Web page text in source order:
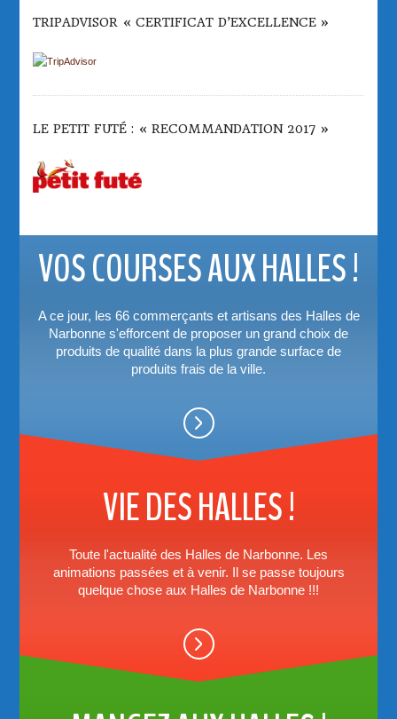
TRIPADVISOR « CERTIFICAT D’EXCELLENCE »
LE PETIT FUTÉ : « RECOMMANDATION 2017 »
VOS COURSES AUX HALLES !
A ce jour, les 66 commerçants et artisans des Halles de
Narbonne s'efforcent de proposer un grand choix de
produits de qualité dans la plus grande surface de
produits frais de la ville.
VIE DES HALLES !
Toute l'actualité des Halles de Narbonne. Les
animations passées et à venir. Il se passe toujours
quelque chose aux Halles de Narbonne !!!